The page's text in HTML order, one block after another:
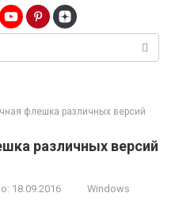
флешка различных версий
различных версий
18.09.2016
Windows